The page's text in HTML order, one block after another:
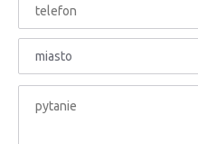
miasto